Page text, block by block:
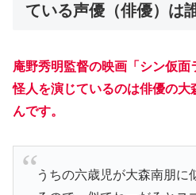
ている声優（俳優）は
庵野秀明監督の映画「シン仮
怪人を演じているのは俳優の大
んです。
うちの六歳児が大森南朋に